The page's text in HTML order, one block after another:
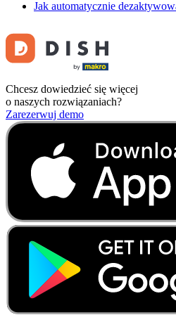
Jak automatycznie
Chcesz dowiedzieć się więcej
o naszych rozwiązaniach?
Zarezerwuj demo